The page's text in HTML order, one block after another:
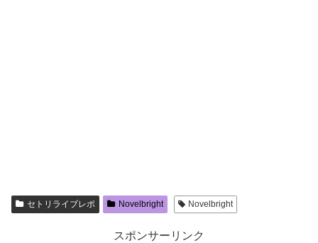
セトリライブレポ Novelbright Novelbright
スポンサーリンク